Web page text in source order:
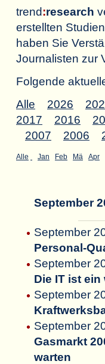
trend:research
erstellten
haben Sie
Journalisten zur
Folgende
Alle
2026
2017
2016
2007
2006
Alle Jan Feb Mä Apr
September
September
Personal-
September
Die IT ist
September
September
Gasmarkt
warten